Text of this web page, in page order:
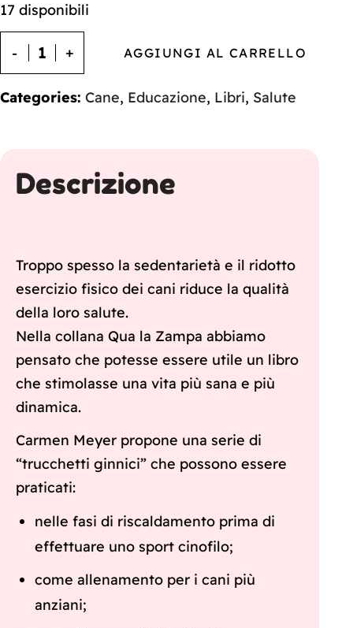
17 disponibili
AGGIUNGI AL CARRELLO
Categories: Cane, Educazione, Libri, Salute
Descrizione
Troppo spesso la sedentarietà e il ridotto
esercizio fisico dei cani riduce la qualità
della loro salute.
Nella collana Qua la Zampa abbiamo
pensato che potesse essere utile un libro
che stimolasse una vita più sana e più
dinamica.
Carmen Meyer propone una serie di
“trucchetti ginnici” che possono essere
praticati:
nelle fasi di riscaldamento prima di
effettuare uno sport cinofilo;
come allenamento per i cani più
anziani;